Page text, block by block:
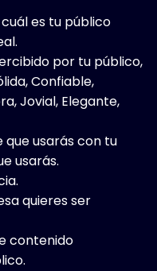
es tu público
por tu público,
Confiable,
Jovial, Elegante,
usarás con tu
usarás.
quieres ser
contenido